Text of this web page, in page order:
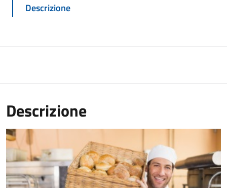
Descrizione
Descrizione